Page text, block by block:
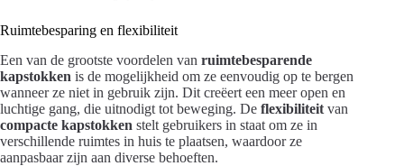
Ruimtebesparing en flexibiliteit
Een van de grootste voordelen van ruimtebesparende
kapstokken is de mogelijkheid om ze eenvoudig op te bergen
wanneer ze niet in gebruik zijn. Dit creëert een meer open en
luchtige gang, die uitnodigt tot beweging. De flexibiliteit van
compacte kapstokken stelt gebruikers in staat om ze in
verschillende ruimtes in huis te plaatsen, waardoor ze
aanpasbaar zijn aan diverse behoeften.